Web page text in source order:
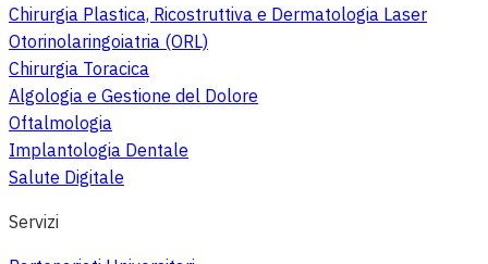
Chirurgia Plastica, Ricostruttiva e Dermatologia Laser
Otorinolaringoiatria (ORL)
Chirurgia Toracica
Algologia e Gestione del Dolore
Oftalmologia
Implantologia Dentale
Salute Digitale
Servizi